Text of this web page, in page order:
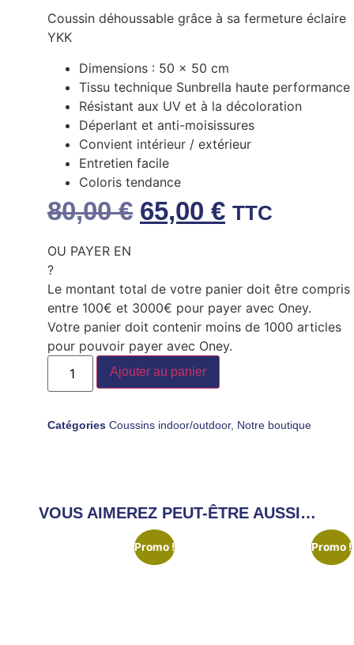
Coussin déhoussable grâce à sa fermeture éclaire
YKK
Dimensions : 50 x 50 cm
Tissu technique Sunbrella haute performance
Résistant aux UV et à la décoloration
Déperlant et anti-moisissures
Convient intérieur / extérieur
Entretien facile
Coloris tendance
80,00€ 65,00 € TTC
OU PAYER EN
?
Le montant total de votre panier doit être compris
entre 100€ et 3000€ pour payer avec Oney.
Votre panier doit contenir moins de 1000 articles
pour pouvoir payer avec Oney.
Ajouter au panier
Catégories Coussins indoor/outdoor, Notre boutique
VOUS AIMEREZ PEUT-ÊTRE AUSSI…
Promo ! Promo !